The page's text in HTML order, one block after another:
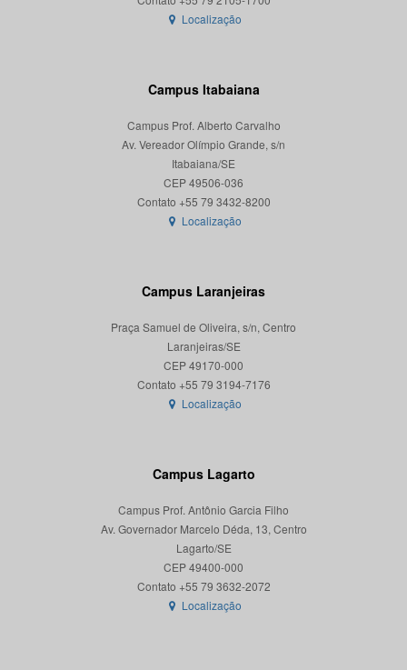
Localização
Campus Itabaiana
Campus Prof. Alberto Carvalho
Av. Vereador Olímpio Grande, s/n
Itabaiana/SE
CEP 49506-036
Localização
Campus Laranjeiras
Praça Samuel de Oliveira, s/n, Centro
Laranjeiras/SE
CEP 49170-000
Localização
Campus Lagarto
Campus Prof. Antônio Garcia Filho
Av. Governador Marcelo Déda, 13, Centro
Lagarto/SE
CEP 49400-000
Localização